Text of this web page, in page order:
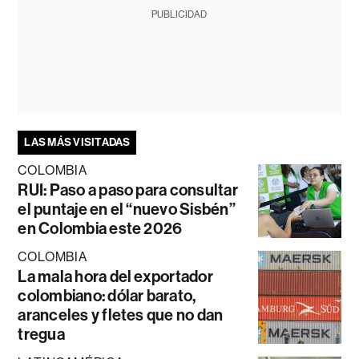
PUBLICIDAD
LAS MÁS VISITADAS
COLOMBIA
RUI: Paso a paso para consultar
el puntaje en el “nuevo Sisbén”
en Colombia este 2026
COLOMBIA
La mala hora del exportador
colombiano: dólar barato,
aranceles y fletes que no dan
tregua